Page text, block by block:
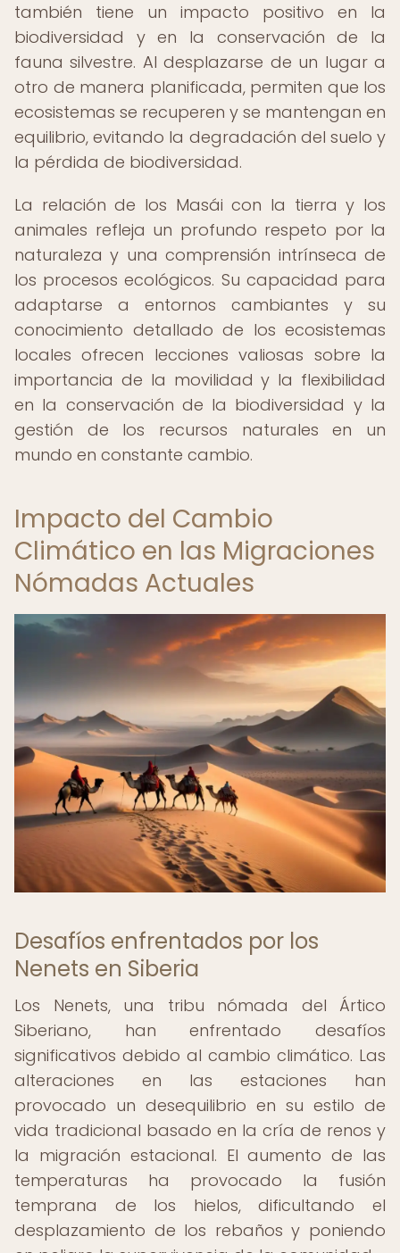
también tiene un impacto positivo en la
biodiversidad y en la conservación de la
fauna silvestre. Al desplazarse de un lugar a
otro de manera planificada, permiten que los
ecosistemas se recuperen y se mantengan en
equilibrio, evitando la degradación del suelo y
la pérdida de biodiversidad.
La relación de los Masái con la tierra y los
animales refleja un profundo respeto por la
naturaleza y una comprensión intrínseca de
los procesos ecológicos. Su capacidad para
adaptarse a entornos cambiantes y su
conocimiento detallado de los ecosistemas
locales ofrecen lecciones valiosas sobre la
importancia de la movilidad y la flexibilidad
en la conservación de la biodiversidad y la
gestión de los recursos naturales en un
mundo en constante cambio.
Impacto del Cambio
Climático en las Migraciones
Nómadas Actuales
Desafíos enfrentados por los
Nenets en Siberia
Los Nenets, una tribu nómada del Ártico
Siberiano, han enfrentado desafíos
significativos debido al cambio climático. Las
alteraciones en las estaciones han
provocado un desequilibrio en su estilo de
vida tradicional basado en la cría de renos y
la migración estacional. El aumento de las
temperaturas ha provocado la fusión
temprana de los hielos, dificultando el
desplazamiento de los rebaños y poniendo